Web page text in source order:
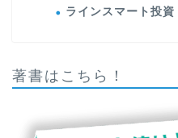
ラインスマート投資
著書はこちら！